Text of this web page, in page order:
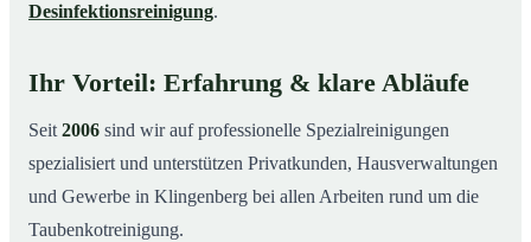
Desinfektionsreinigung.
Ihr Vorteil: Erfahrung & klare Abläufe
Seit 2006 sind wir auf professionelle Spezialreinigungen
spezialisiert und unterstützen Privatkunden, Hausverwaltungen
und Gewerbe in Klingenberg bei allen Arbeiten rund um die
Taubenkotreinigung.